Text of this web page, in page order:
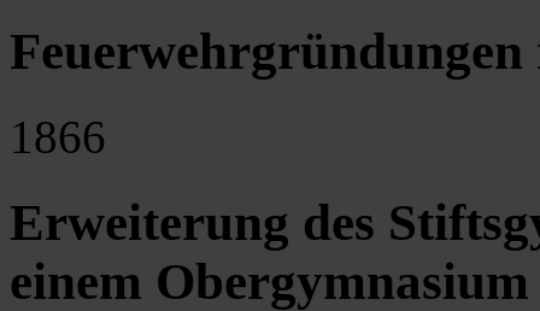
1866
Erweiterung des
einem Obergymnasium